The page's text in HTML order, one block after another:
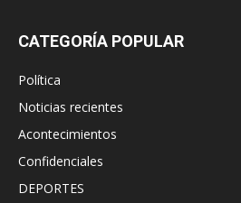
CATEGORÍA POPULAR
Política
Noticias recientes
Acontecimientos
Confidenciales
DEPORTES